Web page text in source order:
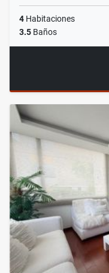
4 Habitaciones
3.5 Baños